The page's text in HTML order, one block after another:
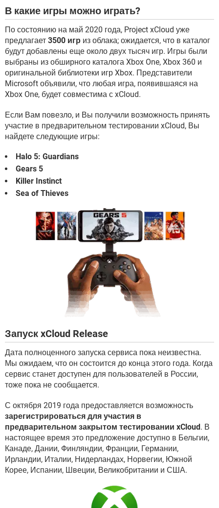
В какие игры можно играть?
По состоянию на май 2020 года, Project xCloud уже
предлагает 3500 игр из облака; ожидается, что в каталог
будут добавлены еще около двух тысяч игр. Игры были
выбраны из обширного каталога Xbox One, Xbox 360 и
оригинальной библиотеки игр Xbox. Представители
Microsoft объявили, что любая игра, появившаяся на
Xbox One, будет совместима с xCloud.
Если Вам повезло, и Вы получили возможность принять
участие в предварительном тестировании xCloud, Вы
найдете следующие игры:
Halo 5: Guardians
Gears 5
Killer Instinct
Sea of Thieves
Запуск xCloud Release
Дата полноценного запуска сервиса пока неизвестна.
Мы ожидаем, что он состоится до конца этого года. Когда
сервис станет доступен для пользователей в России,
тоже пока не сообщается.
С октября 2019 года предоставляется возможность
зарегистрироваться для участия в
предварительном закрытом тестировании xCloud. В
настоящее время это предложение доступно в Бельгии,
Канаде, Дании, Финляндии, Франции, Германии,
Ирландии, Италии, Нидерландах, Норвегии, Южной
Корее, Испании, Швеции, Великобритании и США.